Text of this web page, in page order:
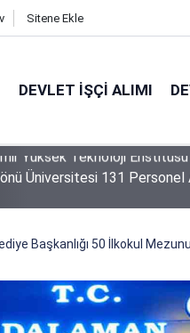
Sitene Ekle
DEVLET İŞÇI ALIMI
Üniversitesi 131 Personel
Başkanlığı 50 İlkokul